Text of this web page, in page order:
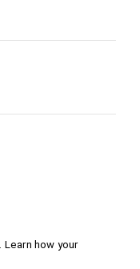
Learn how your